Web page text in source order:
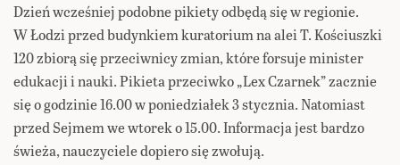
Dzień wcześniej podobne pikiety odbędą się w regionie.
W Łodzi przed budynkiem kuratorium na alei T. Kościuszki
120 zbiorą się przeciwnicy zmian, które forsuje minister
edukacji i nauki. Pikieta przeciwko „Lex Czarnek” zacznie
się o godzinie 16.00 w poniedziałek 3 stycznia. Natomiast
przed Sejmem we wtorek o 15.00. Informacja jest bardzo
świeża, nauczyciele dopiero się zwołują.